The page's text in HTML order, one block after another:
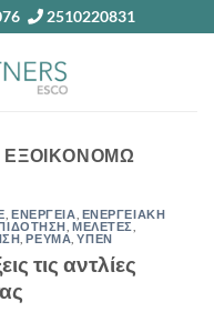
2510220831
ΕΞΟΙΚΟΝΟΜΩ
,ΕΝΕΡΓΕΙΑ ΕΝΕΡΓΕΙΑΚΗ
,ΜΕΛΕΤΕΣ
,ΡΕΥΜΑ ,ΥΠΕΝ
τις αντλίες